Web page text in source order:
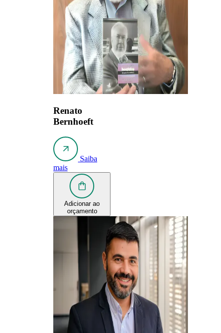
Renato
Bernhoeft
Saiba
mais
Adicionar ao
orçamento